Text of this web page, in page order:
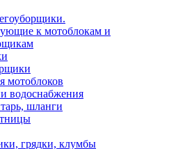
к мотоблокам и
мотоблоков
водоснабжения
шланги
грядки, клумбы